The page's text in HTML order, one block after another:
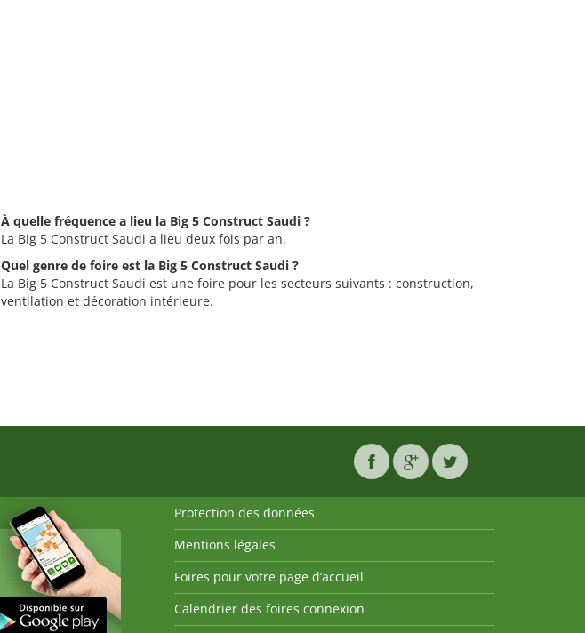
À quelle fréquence a lieu la Big 5 Construct Saudi ?
La Big 5 Construct Saudi a lieu deux fois par an.
Quel genre de foire est la Big 5 Construct Saudi ?
La Big 5 Construct Saudi est une foire pour les secteurs suivants : construction,
ventilation et décoration intérieure.
Protection des données
Mentions légales
Foires pour votre page d’accueil
Calendrier des foires connexion